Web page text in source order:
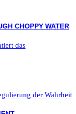
das
der Wahrheit